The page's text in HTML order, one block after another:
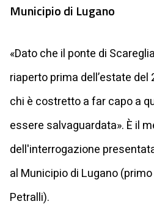
Municipio di Lugano
«Dato che il ponte di
riaperto prima dell’estate
chi è costretto a far capo a
essere salvaguardata». È il
dell'interrogazione
al Municipio di Lugano
Petralli).